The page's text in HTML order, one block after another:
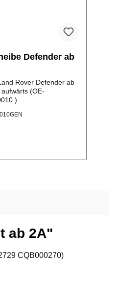
Defender ab
Rover Defender ab
(OE-
)
ab 2A"
CQB000270)